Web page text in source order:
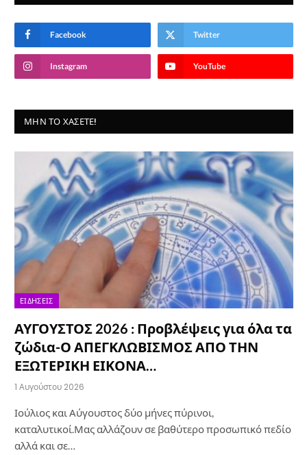
Facebook Twitter
Instagram YouTube
ΜΗΝ ΤΟ ΧΆΣΕΤΕ!
ΕΙΔΉΣΕΙΣ
ΑΥΓΟΥΣΤΟΣ 2026 : Προβλέψεις για όλα τα
ζώδια-Ο ΑΠΕΓΚΛΩΒΙΣΜΟΣ ΑΠΟ ΤΗΝ
ΕΞΩΤΕΡΙΚΗ ΕΙΚΟΝΑ…
1 Αυγούστου 2026
Ιούλιος και Αύγουστος δύο μήνες πύρινοι,
καταλυτικοί.Μας αλλάζουν σε βαθύτερο προσωπικό πεδίο
αλλά και σε…